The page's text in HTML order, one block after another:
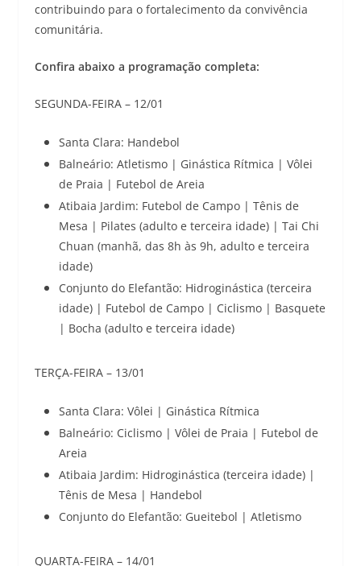
contribuindo para o fortalecimento da convivência
comunitária.
Confira abaixo a programação completa:
SEGUNDA-FEIRA – 12/01
Santa Clara: Handebol
Balneário: Atletismo | Ginástica Rítmica | Vôlei
de Praia | Futebol de Areia
Atibaia Jardim: Futebol de Campo | Tênis de
Mesa | Pilates (adulto e terceira idade) | Tai Chi
Chuan (manhã, das 8h às 9h, adulto e terceira
idade)
Conjunto do Elefantão: Hidroginástica (terceira
idade) | Futebol de Campo | Ciclismo | Basquete
| Bocha (adulto e terceira idade)
TERÇA-FEIRA – 13/01
Santa Clara: Vôlei | Ginástica Rítmica
Balneário: Ciclismo | Vôlei de Praia | Futebol de
Areia
Atibaia Jardim: Hidroginástica (terceira idade) |
Tênis de Mesa | Handebol
Conjunto do Elefantão: Gueitebol | Atletismo
QUARTA-FEIRA – 14/01